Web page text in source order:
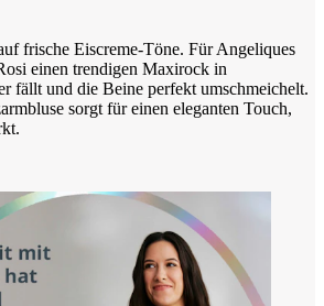
frische Eiscreme-Töne. Für Angeliques
einen trendigen Maxirock in
fällt und die Beine perfekt umschmeichelt.
sorgt für einen eleganten Touch,